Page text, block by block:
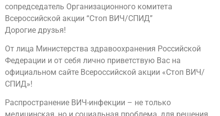
сопредседатель Организационного комитета
Всероссийской акции “Стоп ВИЧ/СПИД”
Дорогие друзья!
От лица Министерства здравоохранения Российской
Федерации и от себя лично приветствую Вас на
официальном сайте Всероссийской акции «Стоп ВИЧ/
СПИД»!
Распространение ВИЧ-инфекции – не только